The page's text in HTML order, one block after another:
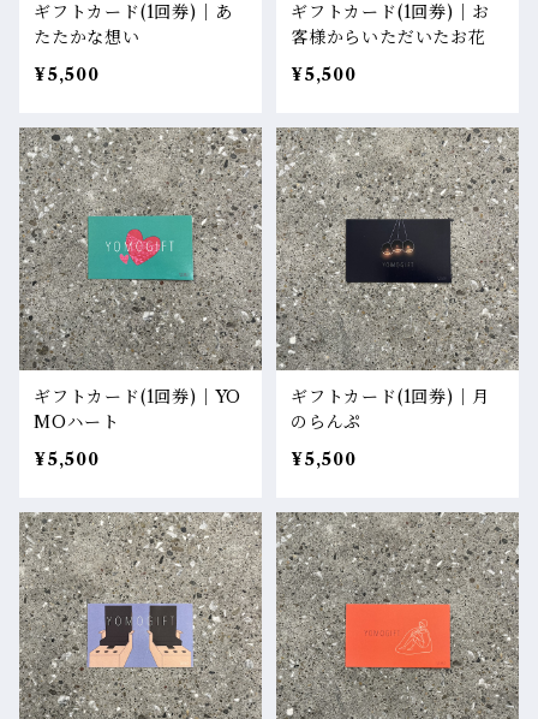
ギフトカード(1回券)｜あ
たたかな想い
¥5,500
ギフトカード(1回券)｜お
客様からいただいたお花
¥5,500
ギフトカード(1回券)｜YO
MOハート
¥5,500
ギフトカード(1回券)｜月
のらんぷ
¥5,500